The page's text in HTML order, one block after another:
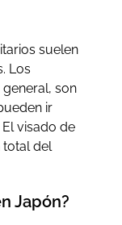
suelen
Los
son
ir
visado de
del
Japón?